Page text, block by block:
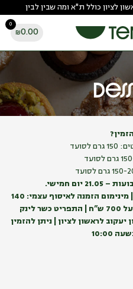
לציון כולל ת"א ומה שבין לבין
0
₪0.00
יום חמישי.
מינימום הזמנה למשלוח: 300 ש”ח | מינימום הזמנה לאיסוף עצמי: 140
לינק
יעקוב לראשון לציון | ניתן להזמין